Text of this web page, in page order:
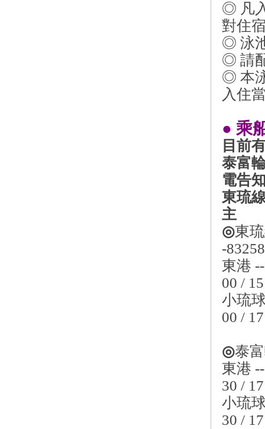
◎ 凡
對住
◎ 泳
◎ 請
◎ 本
入住
● 乘
目前
泰富
電告
東琉
主
◎東
-
東港
00 /
小琉
00 /
◎泰
東港
30 /
小琉
30 /